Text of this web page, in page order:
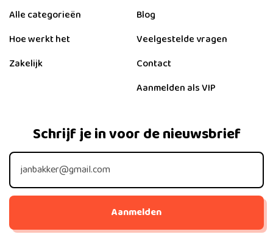
Alle categorieën
Hoe werkt het
Zakelijk
Blog
Veelgestelde vragen
Contact
Aanmelden als VIP
Schrijf je in voor de nieuwsbrief
Aanmelden